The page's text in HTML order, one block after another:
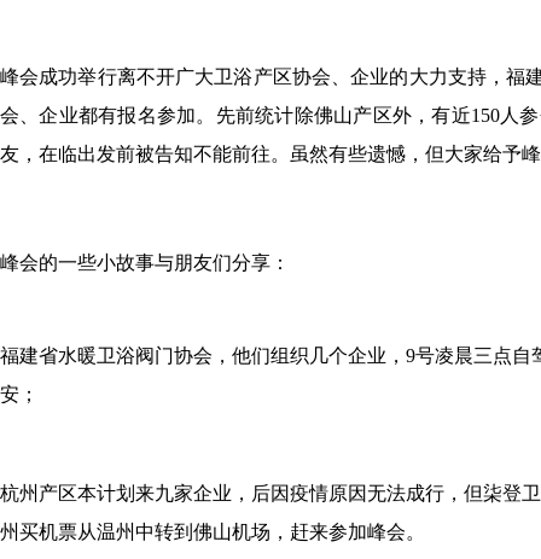
峰会成功举行离不开广大卫浴产区协会、企业的大力支持，
会、企业都有报名参加。先前统计除佛山产区外，有近150人
友，在临出发前被告知不能前往。虽然有些遗憾，但大家给予
峰会的一些小故事与朋友们分享：
福建省水暖卫浴阀门协会，他们组织几个企业，9号凌晨三点
安；
杭州产区本计划来九家企业，后因疫情原因无法成行，但柒登
州买机票从温州中转到佛山机场，赶来参加峰会。